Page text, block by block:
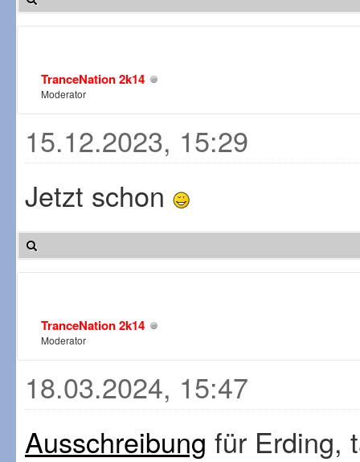
TranceNation 2k14
Moderator
15.12.2023, 15:29
Jetzt schon
TranceNation 2k14
Moderator
18.03.2024, 15:47
Ausschreibung für Erding,